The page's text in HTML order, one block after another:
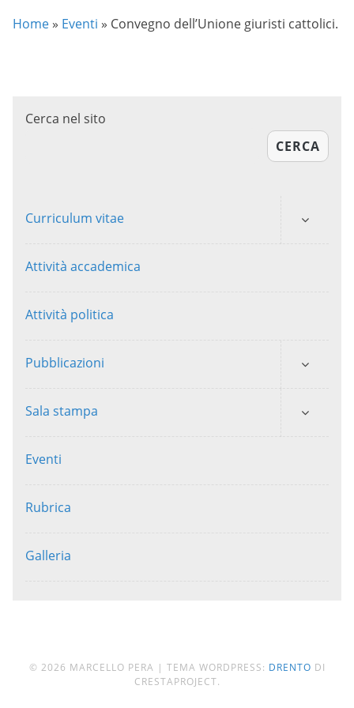
Home » Eventi » Convegno dell’Unione giuristi cattolici.
Cerca nel sito
CERCA
Curriculum vitae
Attività accademica
Attività politica
Pubblicazioni
Sala stampa
Eventi
Rubrica
Galleria
© 2026 MARCELLO PERA | TEMA WORDPRESS: DRENTO DI
CRESTAPROJECT.